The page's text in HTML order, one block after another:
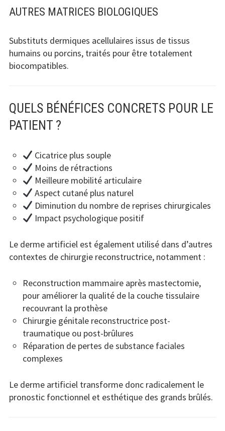
AUTRES MATRICES BIOLOGIQUES
Substituts dermiques acellulaires issus de tissus
humains ou porcins, traités pour être totalement
biocompatibles.
QUELS BÉNÉFICES CONCRETS POUR LE
PATIENT ?
Cicatrice plus souple
Moins de rétractions
Meilleure mobilité articulaire
Aspect cutané plus naturel
Diminution du nombre de reprises chirurgicales
Impact psychologique positif
Le derme artificiel est également utilisé dans d’autres
contextes de chirurgie reconstructrice, notamment :
Reconstruction mammaire après mastectomie,
pour améliorer la qualité de la couche tissulaire
recouvrant la prothèse
Chirurgie génitale reconstructrice post-
traumatique ou post-brûlures
Réparation de pertes de substance faciales
complexes
Le derme artificiel transforme donc radicalement le
pronostic fonctionnel et esthétique des grands brûlés.